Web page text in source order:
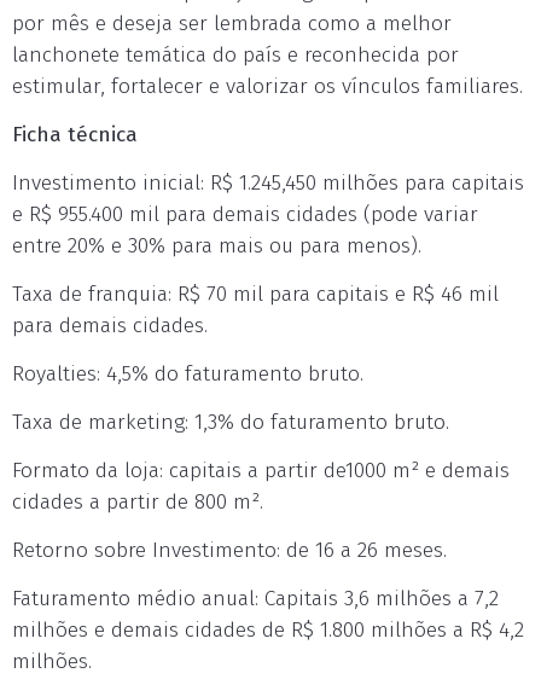
por mês e deseja ser lembrada como a melhor
lanchonete temática do país e reconhecida por
estimular, fortalecer e valorizar os vínculos familiares.
Ficha técnica
Investimento inicial: R$ 1.245,450 milhões para capitais
e R$ 955.400 mil para demais cidades (pode variar
entre 20% e 30% para mais ou para menos).
Taxa de franquia: R$ 70 mil para capitais e R$ 46 mil
para demais cidades.
Royalties: 4,5% do faturamento bruto.
Taxa de marketing: 1,3% do faturamento bruto.
Formato da loja: capitais a partir de1000 m² e demais
cidades a partir de 800 m².
Retorno sobre Investimento: de 16 a 26 meses.
Faturamento médio anual: Capitais 3,6 milhões a 7,2
milhões e demais cidades de R$ 1.800 milhões a R$ 4,2
milhões.